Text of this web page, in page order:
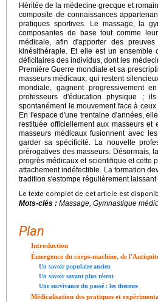
Héritée de la médecine grecque et
composite de connaissances
pratiques sportives. Le massage, la
composantes de base tout comme
médicale, afin d'apporter des
kinésithérapie. Et elle est un ensemble
déficitaires des individus, dont les
Première Guerre mondiale et sa
masseurs médicaux, qui restent
mondiale, gagnent progressivement
professeurs d'éducation physique ;
spontanément le mouvement face à
En l'espace d'une trentaine d'années,
restituée officiellement aux masseurs
masseurs médicaux fusionnent avec
garder sa spécificité. La nouvelle
prérogatives des masseurs. Désormais,
progrès médicaux et scientifique et cette
attachement indéfectible. La formation
tradition s'estompe régulièrement
Le texte complet de cet article est
Mots-clés : Massage, Gymnastique
Plan
Introduction
Émergence du corps-machine, de
Un savoir populaire ancien
Un savoir savant plus récent
Une survivance du passé : les thermes
Médicalisation des pratiques et